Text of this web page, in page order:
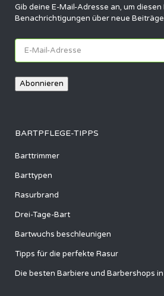
Gib deine E-Mail-Adresse an, um
Benachrichtigungen über neue
E-
Mail-
Adresse
Abonnieren
BARTPFLEGE-TIPPS
Barttrimmer
Barttypen
Rasurbrand
Drei-Tage-Bart
Bartwuchs beschleunigen
Tipps für die perfekte Rasur
Die besten Barbiere und Barbershops